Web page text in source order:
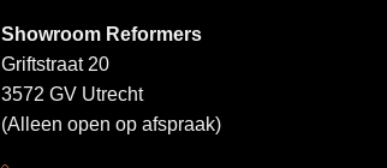
worden
op
de
productpagina
Showroom Reformers
Griftstraat 20
3572 GV Utrecht
(Alleen open op afspraak)